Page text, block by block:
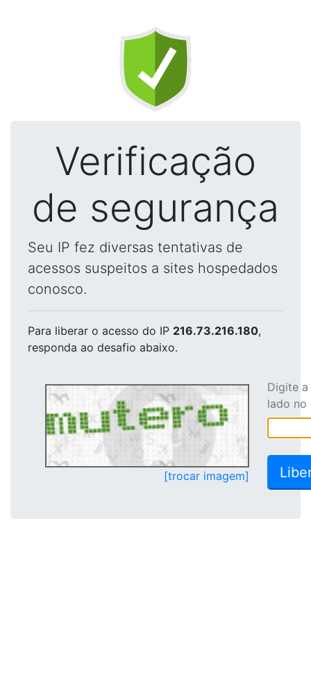
Verificação
de segurança
Seu IP fez diversas tentativas de
acessos suspeitos a sites hospedados
conosco.
Para liberar o acesso do IP 216.73.216.180,
responda ao desafio abaixo.
[trocar imagem]
Digite
lado no